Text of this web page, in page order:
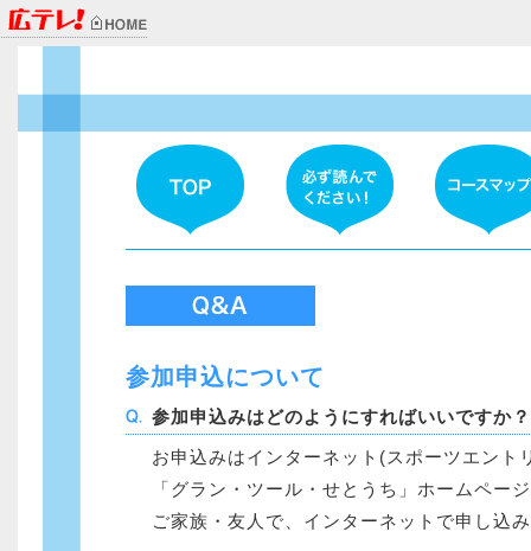
参加申込について
参加申込みはどのようにすればいいですか？
お申込みはインターネット(スポーツエント
「グラン・ツール・せとうち」ホームペー
ご家族・友人で、インターネットで申し込